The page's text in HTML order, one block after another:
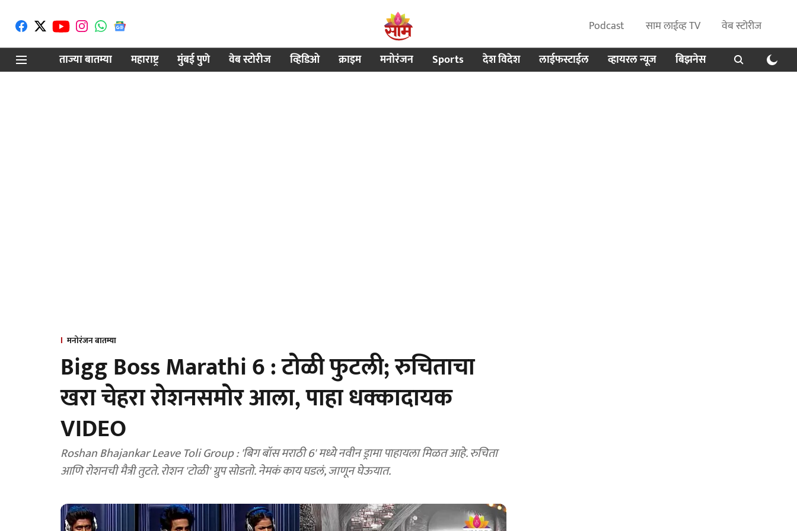
Podcast साम लाईव्ह TV
वेब स्टोरीज
ताज्या बातम्या
महाराष्ट्र मुंबई पुणे वेब स्टोरीज व्हिडिओ क्राइम मनोरंजन Sports देश विदेश लाईफस्टाईल व्हायरल न्यूज बिझनेस
मनोरंजन बातम्या
Bigg Boss Marathi 6 : टोळी फुटली; रुचिताचा
खरा चेहरा रोशनसमोर आला, पाहा धक्कादायक
VIDEO
Roshan Bhajankar Leave Toli Group : 'बिग बॉस मराठी 6' मध्ये नवीन ड्रामा पाहायला मिळत आहे. रुचिता
आणि रोशनची मैत्री तुटते. रोशन 'टोळी' ग्रुप सोडतो. नेमकं काय घडलं, जाणून घेऊयात.